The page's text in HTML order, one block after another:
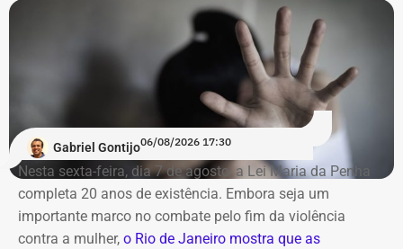
Gabriel Gontijo06/08/2026 17:30
Nesta sexta-feira, dia 7 de agosto, a Lei Maria da Penha
completa 20 anos de existência. Embora seja um
importante marco no combate pelo fim da violência
contra a mulher, o Rio de Janeiro mostra que as